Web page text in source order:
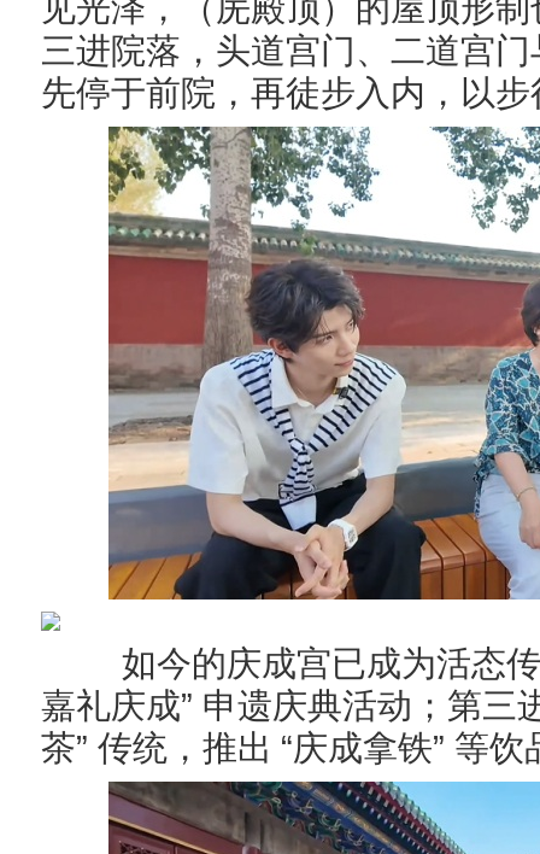
见光泽，
（ 庑殿顶） 的屋顶形制
三进院落，头道宫门、二道宫
先停于前院，再徒步入内， 以
如今的庆成宫已成为活态
嘉礼庆成” 申遗庆典活动；第三
茶” 传统，推出 “庆成拿铁” 等饮